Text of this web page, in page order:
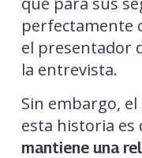
perfectamente
el presentador
la entrevista.
Sin embargo,
esta historia es
mantiene una